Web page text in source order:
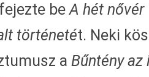
beA hét nővér
történetét. Neki
a Bűntény az